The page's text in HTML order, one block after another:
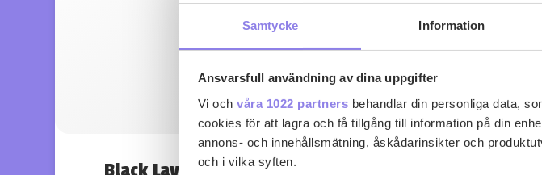
Samtycke Information
Ansvarsfull användning av dina uppgifter
Vi och våra 1022 partners behandlar din personliga data,
cookies för att lagra och få tillgång till information på din
annons- och innehållsmätning, åskådarinsikter och
och i vilka syften.